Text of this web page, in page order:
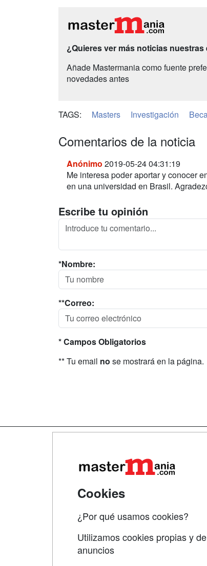
¿Quieres ver más noticias nuestras
Añade Mastermania como fuente
novedades antes
TAGS: Masters Investigación
Comentarios de la noticia
Anónimo 2019-05-24 04:31:19
Me interesa poder aportar y conocer
en una universidad en Brasil.
Escribe tu opinión
*Nombre:
**Correo:
* Campos Obligatorios
** Tu email no se mostrará en la página.
Cookies
¿Por qué usamos cookies?
Utilizamos cookies propias y
anuncios